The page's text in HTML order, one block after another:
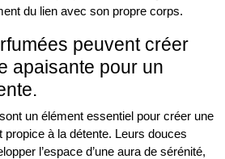
du lien avec son propre corps.
peuvent créer
apaisante pour un
un élément essentiel pour créer une
à la détente. Leurs douces
l’espace d’une aura de sérénité,